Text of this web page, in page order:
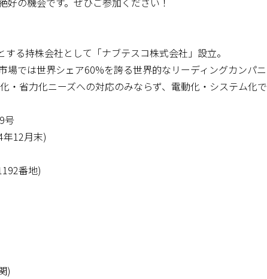
る持株会社として「ナブテスコ株式会社」設立。
場では世界シェア60%を誇る世界的なリーディングカンパ
・省力化ニーズへの対応のみならず、電動化・システム化
号
年12月末)
番地)
)